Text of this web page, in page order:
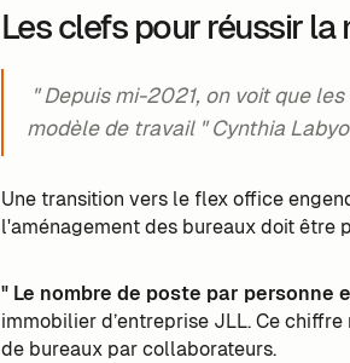
Les clefs pour réussir
" Depuis mi-2021, on voit que
modèle de travail " Cynthia
Une transition vers le flex office
l'aménagement des bureaux doit être
" Le nombre de poste par personne
immobilier d’entreprise JLL. Ce
de bureaux par collaborateurs.